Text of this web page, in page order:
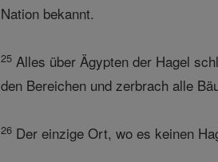
Nation bekannt.
25 Alles über Ägypten der Hagel
den Bereichen und zerbrach alle
26 Der einzige Ort, wo es keinen